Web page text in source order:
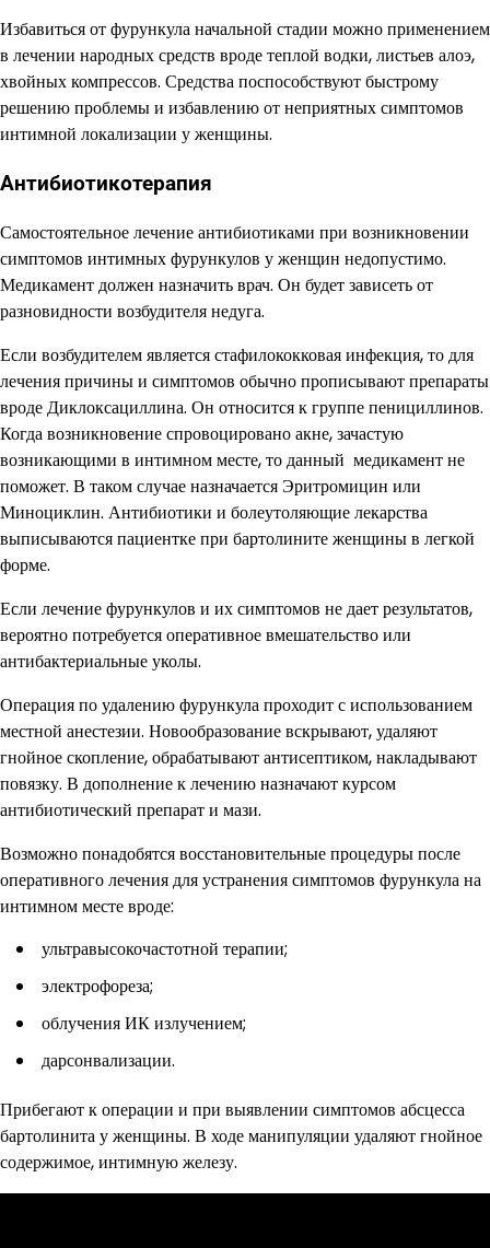
Избавиться от фурункула начальной стадии можно применением
в лечении народных средств вроде теплой водки, листьев алоэ,
хвойных компрессов. Средства поспособствуют быстрому
решению проблемы и избавлению от неприятных симптомов
интимной локализации у женщины.
Антибиотикотерапия
Самостоятельное лечение антибиотиками при возникновении
симптомов интимных фурункулов у женщин недопустимо.
Медикамент должен назначить врач. Он будет зависеть от
разновидности возбудителя недуга.
Если возбудителем является стафилококковая инфекция, то для
лечения причины и симптомов обычно прописывают препараты
вроде Диклоксациллина. Он относится к группе пенициллинов.
Когда возникновение спровоцировано акне, зачастую
возникающими в интимном месте, то данный медикамент не
поможет. В таком случае назначается Эритромицин или
Миноциклин. Антибиотики и болеутоляющие лекарства
выписываются пациентке при бартолините женщины в легкой
форме.
Если лечение фурункулов и их симптомов не дает результатов,
вероятно потребуется оперативное вмешательство или
антибактериальные уколы.
Операция по удалению фурункула проходит с использованием
местной анестезии. Новообразование вскрывают, удаляют
гнойное скопление, обрабатывают антисептиком, накладывают
повязку. В дополнение к лечению назначают курсом
антибиотический препарат и мази.
Возможно понадобятся восстановительные процедуры после
оперативного лечения для устранения симптомов фурункула на
интимном месте вроде:
ультравысокочастотной терапии;
электрофореза;
облучения ИК излучением;
дарсонвализации.
Прибегают к операции и при выявлении симптомов абсцесса
бартолинита у женщины. В ходе манипуляции удаляют гнойное
содержимое, интимную железу.